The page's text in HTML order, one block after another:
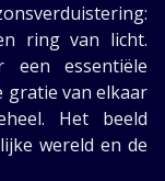
ring van licht.
een essentiële
gratie van elkaar
Het beeld
wereld en de